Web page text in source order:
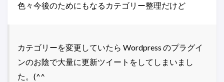
色々今後のためにもなるカテゴリー整理だけど
カテゴリーを変更していたら Wordpress のプラグイ
ンのお陰で大量に更新ツイートをしてしまいまし
た。(^^ゞ